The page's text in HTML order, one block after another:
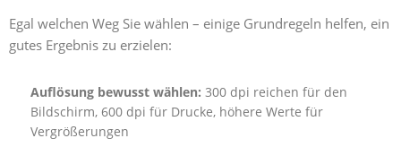
Egal welchen Weg Sie wählen – einige Grundregeln helfen, ein
gutes Ergebnis zu erzielen:
Auflösung bewusst wählen: 300 dpi reichen für den
Bildschirm, 600 dpi für Drucke, höhere Werte für
Vergrößerungen